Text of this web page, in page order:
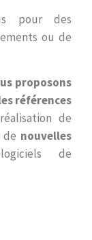
pour des
ou de
proposons
références
de
nouvelles
de